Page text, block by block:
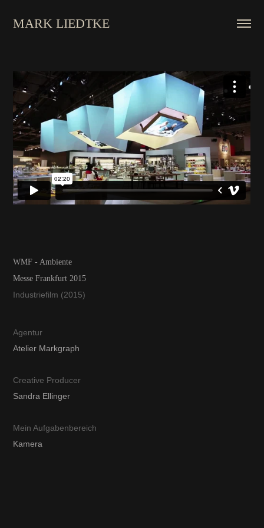
MARK LIEDTKE
WMF - Ambiente
Messe Frankfurt 2015
Industriefilm (2015)
Agentur
Atelier Markgraph
Creative Producer
Sandra Ellinger
Mein Aufgabenbereich
Kamera